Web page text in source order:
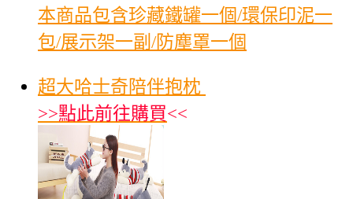
本商品包含珍藏鐵罐一個/環保印泥一
包/展示架一副/防塵罩一個
超大哈士奇陪伴抱枕
>>點此前往購買<<